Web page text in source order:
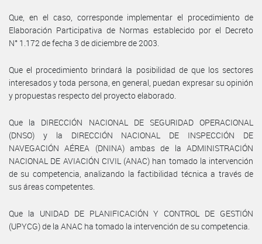
Que, en el caso, corresponde implementar el procedimiento de
Elaboración Participativa de Normas establecido por el Decreto
N° 1.172 de fecha 3 de diciembre de 2003.
Que el procedimiento brindará la posibilidad de que los sectores
interesados y toda persona, en general, puedan expresar su opinión
y propuestas respecto del proyecto elaborado.
Que la DIRECCIÓN NACIONAL DE SEGURIDAD OPERACIONAL
(DNSO) y la DIRECCIÓN NACIONAL DE INSPECCIÓN DE
NAVEGACIÓN AÉREA (DNINA) ambas de la ADMINISTRACIÓN
NACIONAL DE AVIACIÓN CIVIL (ANAC) han tomado la intervención
de su competencia, analizando la factibilidad técnica a través de
sus áreas competentes.
Que la UNIDAD DE PLANIFICACIÓN Y CONTROL DE GESTIÓN
(UPYCG) de la ANAC ha tomado la intervención de su competencia.